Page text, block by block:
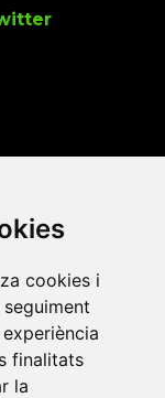
cookies i
finalitats
la